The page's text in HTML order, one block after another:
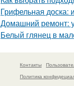
Грифельная доска:
Домашний ремонт:
Белый глянец в
Контакты
Политика